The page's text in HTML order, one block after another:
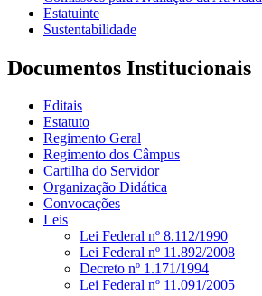
Estatuinte
Sustentabilidade
Documentos Institucionais
Editais
Estatuto
Regimento Geral
Regimento dos Câmpus
Cartilha do Servidor
Organização Didática
Convocações
Leis
Lei Federal nº 8.112/1990
Lei Federal nº 11.892/2008
Decreto nº 1.171/1994
Lei Federal nº 11.091/2005